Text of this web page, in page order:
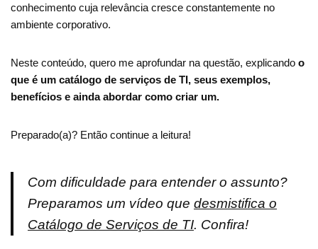
conhecimento cuja relevância cresce constantemente no
ambiente corporativo.
Neste conteúdo, quero me aprofundar na questão, explicando o
que é um catálogo de serviços de TI, seus exemplos,
benefícios e ainda abordar como criar um.
Preparado(a)? Então continue a leitura!
Com dificuldade para entender o assunto?
Preparamos um vídeo que desmistifica o
Catálogo de Serviços de TI. Confira!